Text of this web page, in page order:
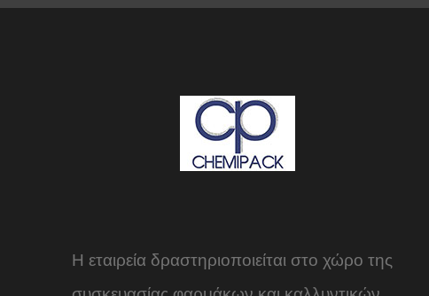
Η εταιρεία δραστηριοποιείται στο χώρο της